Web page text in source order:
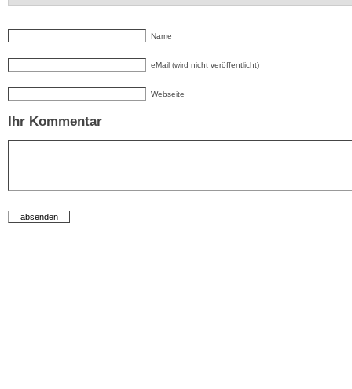
Name
eMail (wird nicht veröffentlicht)
Webseite
Ihr Kommentar